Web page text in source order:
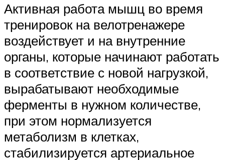
Активная работа мышц во время
тренировок на велотренажере
воздействует и на внутренние
органы, которые начинают работать
в соответствие с новой нагрузкой,
вырабатывают необходимые
ферменты в нужном количестве,
при этом нормализуется
метаболизм в клетках,
стабилизируется артериальное